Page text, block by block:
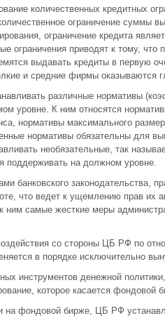
количественных кредитных
ограничение суммы
ограничение кредита
ограничения приводят к тому,
выдавать кредиты в первую
и средние фирмы оказываются
различные нормативы
уровне. К ним относятся
нормативы максимального
нормативы обязательны для
необязательные, так
поддерживать на должном уровне.
банковского законодательства,
что ведет к ущемлению прав их
ним самые жесткие меры
со стороны ЦБ РФ по
в порядке исключительно
инструментов денежной
которое касается фондовой
на фондовой бирже, ЦБ РФ